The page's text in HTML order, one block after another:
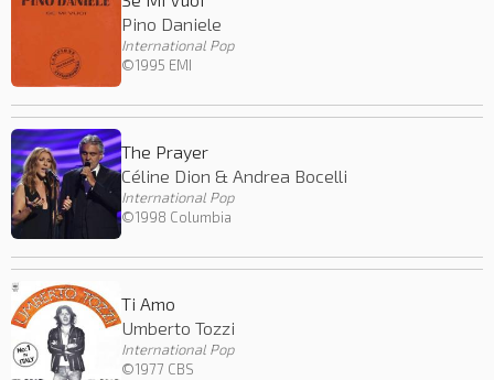
Pino Daniele
International Pop
©1995 EMI
The Prayer
Céline Dion & Andrea Bocelli
International Pop
©1998 Columbia
Ti Amo
Umberto Tozzi
International Pop
©1977 CBS